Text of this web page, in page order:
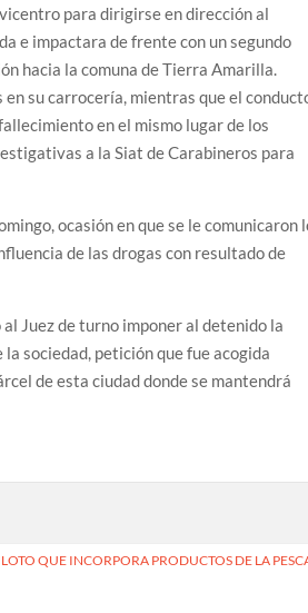
para dirigirse en dirección al
e impactara de frente con un segundo
hacia la comuna de Tierra Amarilla.
su carrocería, mientras que el
en el mismo lugar de los
a la Siat de Carabineros para
ocasión en que se le comunicaron
de las drogas con resultado de
Juez de turno imponer al detenido la
sociedad, petición que fue acogida
de esta ciudad donde se mantendrá
QUE INCORPORA PRODUCTOS DE LA